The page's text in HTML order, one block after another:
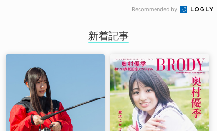
Recommended by
新着記事